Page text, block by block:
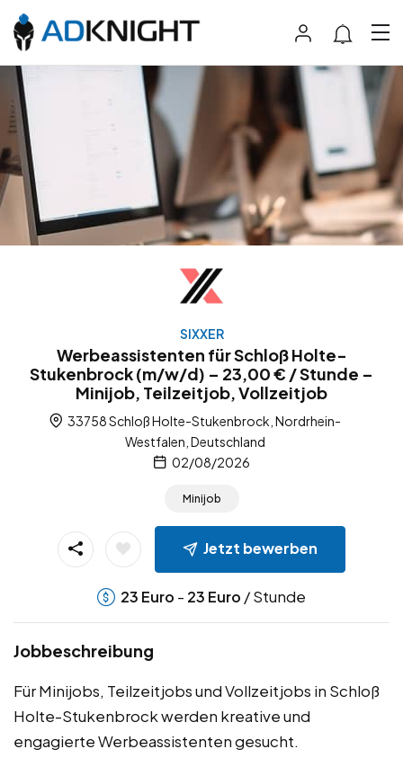
SIXXER
Werbeassistenten für Schloß Holte-
Stukenbrock (m/w/d) – 23,00 € / Stunde –
Minijob, Teilzeitjob, Vollzeitjob
33758 Schloß Holte-Stukenbrock, Nordrhein-
Westfalen, Deutschland
02/08/2026
Minijob
Jetzt bewerben
23 Euro - 23 Euro / Stunde
Jobbeschreibung
Für Minijobs, Teilzeitjobs und Vollzeitjobs in Schloß
Holte-Stukenbrock werden kreative und
engagierte Werbeassistenten gesucht.